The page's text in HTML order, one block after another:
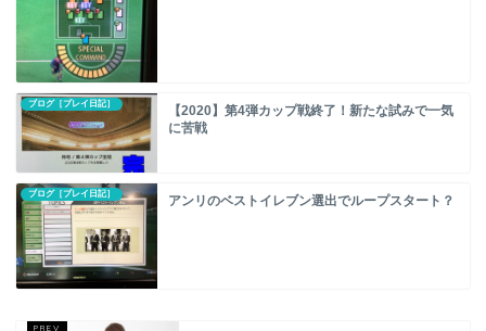
ブログ［プレイ日記］
【2020】第4弾カップ戦終了！新たな試みで一気
に苦戦
ブログ［プレイ日記］ アンリのベストイレブン選出でループスタート？